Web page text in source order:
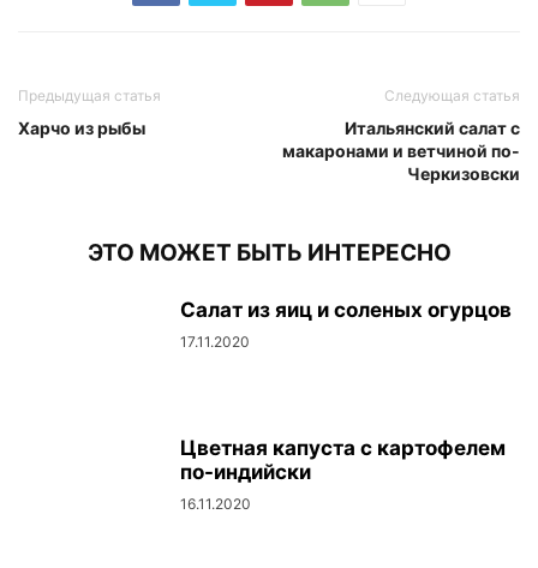
Предыдущая статья
Харчо из рыбы
Следующая статья
Итальянский салат с
макаронами и ветчиной по-
Черкизовски
ЭТО МОЖЕТ БЫТЬ ИНТЕРЕСНО
Салат из яиц и соленых огурцов
17.11.2020
Цветная капуста с картофелем
по-индийски
16.11.2020